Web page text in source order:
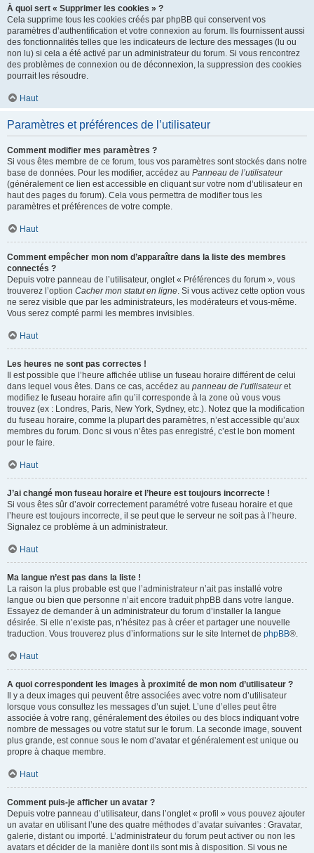
À quoi sert « Supprimer les cookies » ?
Cela supprime tous les cookies créés par phpBB qui conservent vos
paramètres d’authentification et votre connexion au forum. Ils fournissent aussi
des fonctionnalités telles que les indicateurs de lecture des messages (lu ou
non lu) si cela a été activé par un administrateur du forum. Si vous rencontrez
des problèmes de connexion ou de déconnexion, la suppression des cookies
pourrait les résoudre.
Haut
Paramètres et préférences de l’utilisateur
Comment modifier mes paramètres ?
Si vous êtes membre de ce forum, tous vos paramètres sont stockés dans notre
base de données. Pour les modifier, accédez au Panneau de l’utilisateur
(généralement ce lien est accessible en cliquant sur votre nom d’utilisateur en
haut des pages du forum). Cela vous permettra de modifier tous les
paramètres et préférences de votre compte.
Haut
Comment empêcher mon nom d’apparaître dans la liste des membres
connectés ?
Depuis votre panneau de l’utilisateur, onglet « Préférences du forum », vous
trouverez l’option Cacher mon statut en ligne. Si vous activez cette option vous
ne serez visible que par les administrateurs, les modérateurs et vous-même.
Vous serez compté parmi les membres invisibles.
Haut
Les heures ne sont pas correctes !
Il est possible que l’heure affichée utilise un fuseau horaire différent de celui
dans lequel vous êtes. Dans ce cas, accédez au panneau de l’utilisateuret
modifiez le fuseau horaire afin qu’il corresponde à la zone où vous vous
trouvez (ex : Londres, Paris, New York, Sydney, etc.). Notez que la modification
du fuseau horaire, comme la plupart des paramètres, n’est accessible qu’aux
membres du forum. Donc si vous n’êtes pas enregistré, c’est le bon moment
pour le faire.
Haut
J’ai changé mon fuseau horaire et l’heure est toujours incorrecte !
Si vous êtes sûr d’avoir correctement paramétré votre fuseau horaire et que
l’heure est toujours incorrecte, il se peut que le serveur ne soit pas à l’heure.
Signalez ce problème à un administrateur.
Haut
Ma langue n’est pas dans la liste !
La raison la plus probable est que l’administrateur n’ait pas installé votre
langue ou bien que personne n’ait encore traduit phpBB dans votre langue.
Essayez de demander à un administrateur du forum d’installer la langue
désirée. Si elle n’existe pas, n’hésitez pas à créer et partager une nouvelle
traduction. Vous trouverez plus d’informations sur le site Internet de phpBB®.
Haut
A quoi correspondent les images à proximité de mon nom d’utilisateur ?
Il y a deux images qui peuvent être associées avec votre nom d’utilisateur
lorsque vous consultez les messages d’un sujet. L’une d’elles peut être
associée à votre rang, généralement des étoiles ou des blocs indiquant votre
nombre de messages ou votre statut sur le forum. La seconde image, souvent
plus grande, est connue sous le nom d’avatar et généralement est unique ou
propre à chaque membre.
Haut
Comment puis-je afficher un avatar ?
Depuis votre panneau d’utilisateur, dans l’onglet « profil » vous pouvez ajouter
un avatar en utilisant l’une des quatre méthodes d’avatar suivantes : Gravatar,
galerie, distant ou importé. L’administrateur du forum peut activer ou non les
avatars et décider de la manière dont ils sont mis à disposition. Si vous ne